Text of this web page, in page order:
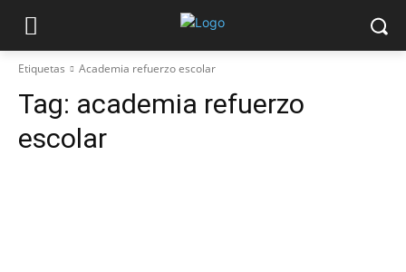
Etiquetas Academia refuerzo escolar
Tag: academia refuerzo
escolar